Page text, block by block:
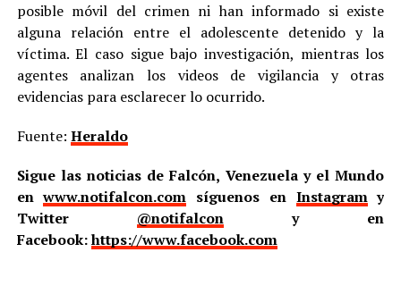
posible móvil del crimen ni han informado si existe
alguna relación entre el adolescente detenido y la
víctima. El caso sigue bajo investigación, mientras los
agentes analizan los videos de vigilancia y otras
evidencias para esclarecer lo ocurrido.
Fuente: Heraldo
Sigue las noticias de Falcón, Venezuela y el Mundo
enwww.notifalcon.com síguenos en Instagramy
Twitter @notifalcony en
Facebook:https://www.facebook.com